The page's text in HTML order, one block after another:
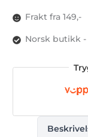
Frakt fra 149,-
Norsk butikk